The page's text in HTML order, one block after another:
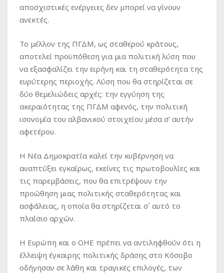
αποσχιστικές ενέργειες δεν μπορεί να γίνουν
ανεκτές.
Το μέλλον της ΠΓΔΜ, ως σταθερού κράτους,
αποτελεί προϋπόθεση για μια πολιτική λύση που
να εξασφαλίζει την ειρήνη και τη σταθερότητα της
ευρύτερης περιοχής. Λύση που θα στηρίζεται σε
δύο θεμελιώδεις αρχές: την εγγύηση της
ακεραιότητας της ΠΓΔΜ αφενός, την πολιτική
ισονομία του αλβανικού στοιχείου μέσα σ’ αυτήν
αφετέρου.
Η Νέα Δημοκρατία καλεί την κυβέρνηση να
αναπτύξει εγκαίρως, εκείνες τις πρωτοβουλίες και
τις παρεμβάσεις, που θα επιτρέψουν την
προώθηση μιας πολιτικής σταθερότητας και
ασφάλειας, η οποία θα στηρίζεται σ΄ αυτό το
πλαίσιο αρχών.
Η Ευρώπη και ο ΟΗΕ πρέπει να αντιληφθούν ότι η
έλλειψη έγκαιρης πολιτικής δράσης στο Κόσοβο
οδήγησαν σε λάθη και τραγικές επιλογές, των